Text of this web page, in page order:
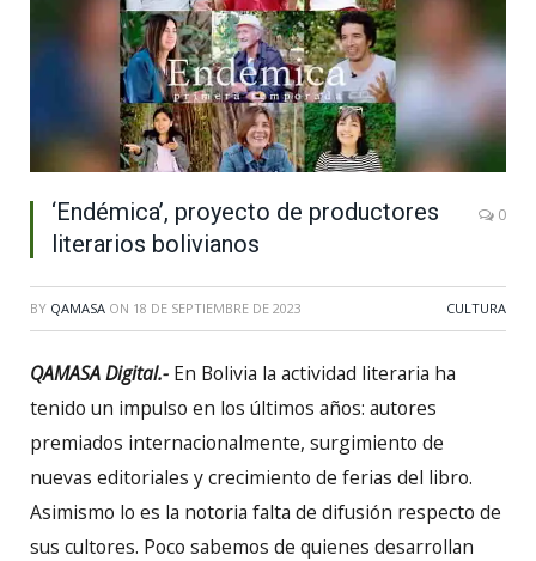
‘Endémica’, proyecto de productores
literarios bolivianos
0
BY QAMASA ON 18 DE SEPTIEMBRE DE 2023 CULTURA
QAMASA Digital.- En Bolivia la actividad literaria ha
tenido un impulso en los últimos años: autores
premiados internacionalmente, surgimiento de
nuevas editoriales y crecimiento de ferias del libro.
Asimismo lo es la notoria falta de difusión respecto de
sus cultores. Poco sabemos de quienes desarrollan